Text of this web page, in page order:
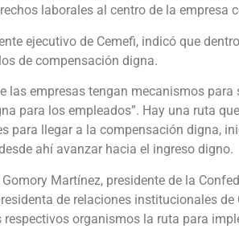
laborales al centro de la empresa
ejecutivo de Cemefi, indicó que
de compensación digna.
las empresas tengan mecanismos
para los empleados”. Hay una ruta
para llegar a la compensación digna,
ahí avanzar hacia el ingreso digno.
Martínez, presidente de la
de relaciones institucionales
respectivos organismos la ruta para